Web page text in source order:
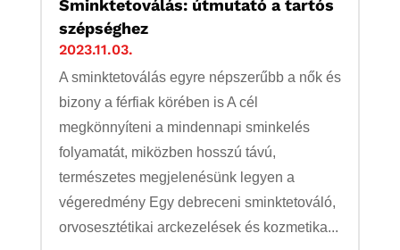
Sminktetoválás: útmutató a tartós
szépséghez
2023.11.03.
A sminktetoválás egyre népszerűbb a nők és
bizony a férfiak körében is A cél
megkönnyíteni a mindennapi sminkelés
folyamatát, miközben hosszú távú,
természetes megjelenésünk legyen a
végeredmény Egy debreceni sminktetováló,
orvosesztétikai arckezelések és kozmetika...